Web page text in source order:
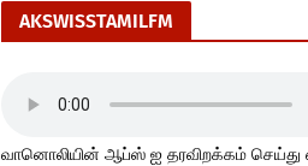
AKSWISSTAMILFM
வானொலியின் ஆப்ஸ் ஐ தரவிறக்கம் செய்து